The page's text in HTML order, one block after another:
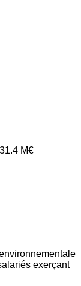
31.4 M€
exerçant